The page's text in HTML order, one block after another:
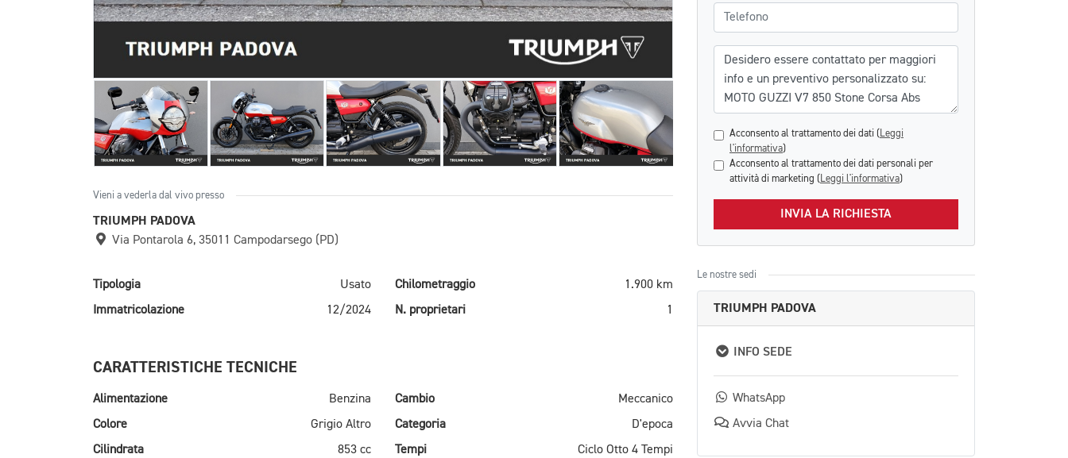
Vieni a vederla dal vivo presso
TRIUMPH PADOVA
Via Pontarola 6, 35011 Campodarsego (PD)
Tipologia Usato Chilometraggio
1.900 km
Immatricolazione
12/2024 N. proprietari 1
CARATTERISTICHE TECNICHE
Alimentazione Benzina Cambio
Meccanico
Colore
Grigio Altro Categoria
D'epoca
Cilindrata
853 cc Tempi
Ciclo Otto 4 Tempi
Telefono
Messaggio
Acconsento al trattamento dei dati ( Leggi
l'informativa)
Acconsento al trattamento dei dati personali per
attività di marketing ( Leggi l'informativa)
INVIA LA RICHIESTA
Le nostre sedi
TRIUMPH PADOVA
INFO SEDE
WhatsApp
Avvia Chat